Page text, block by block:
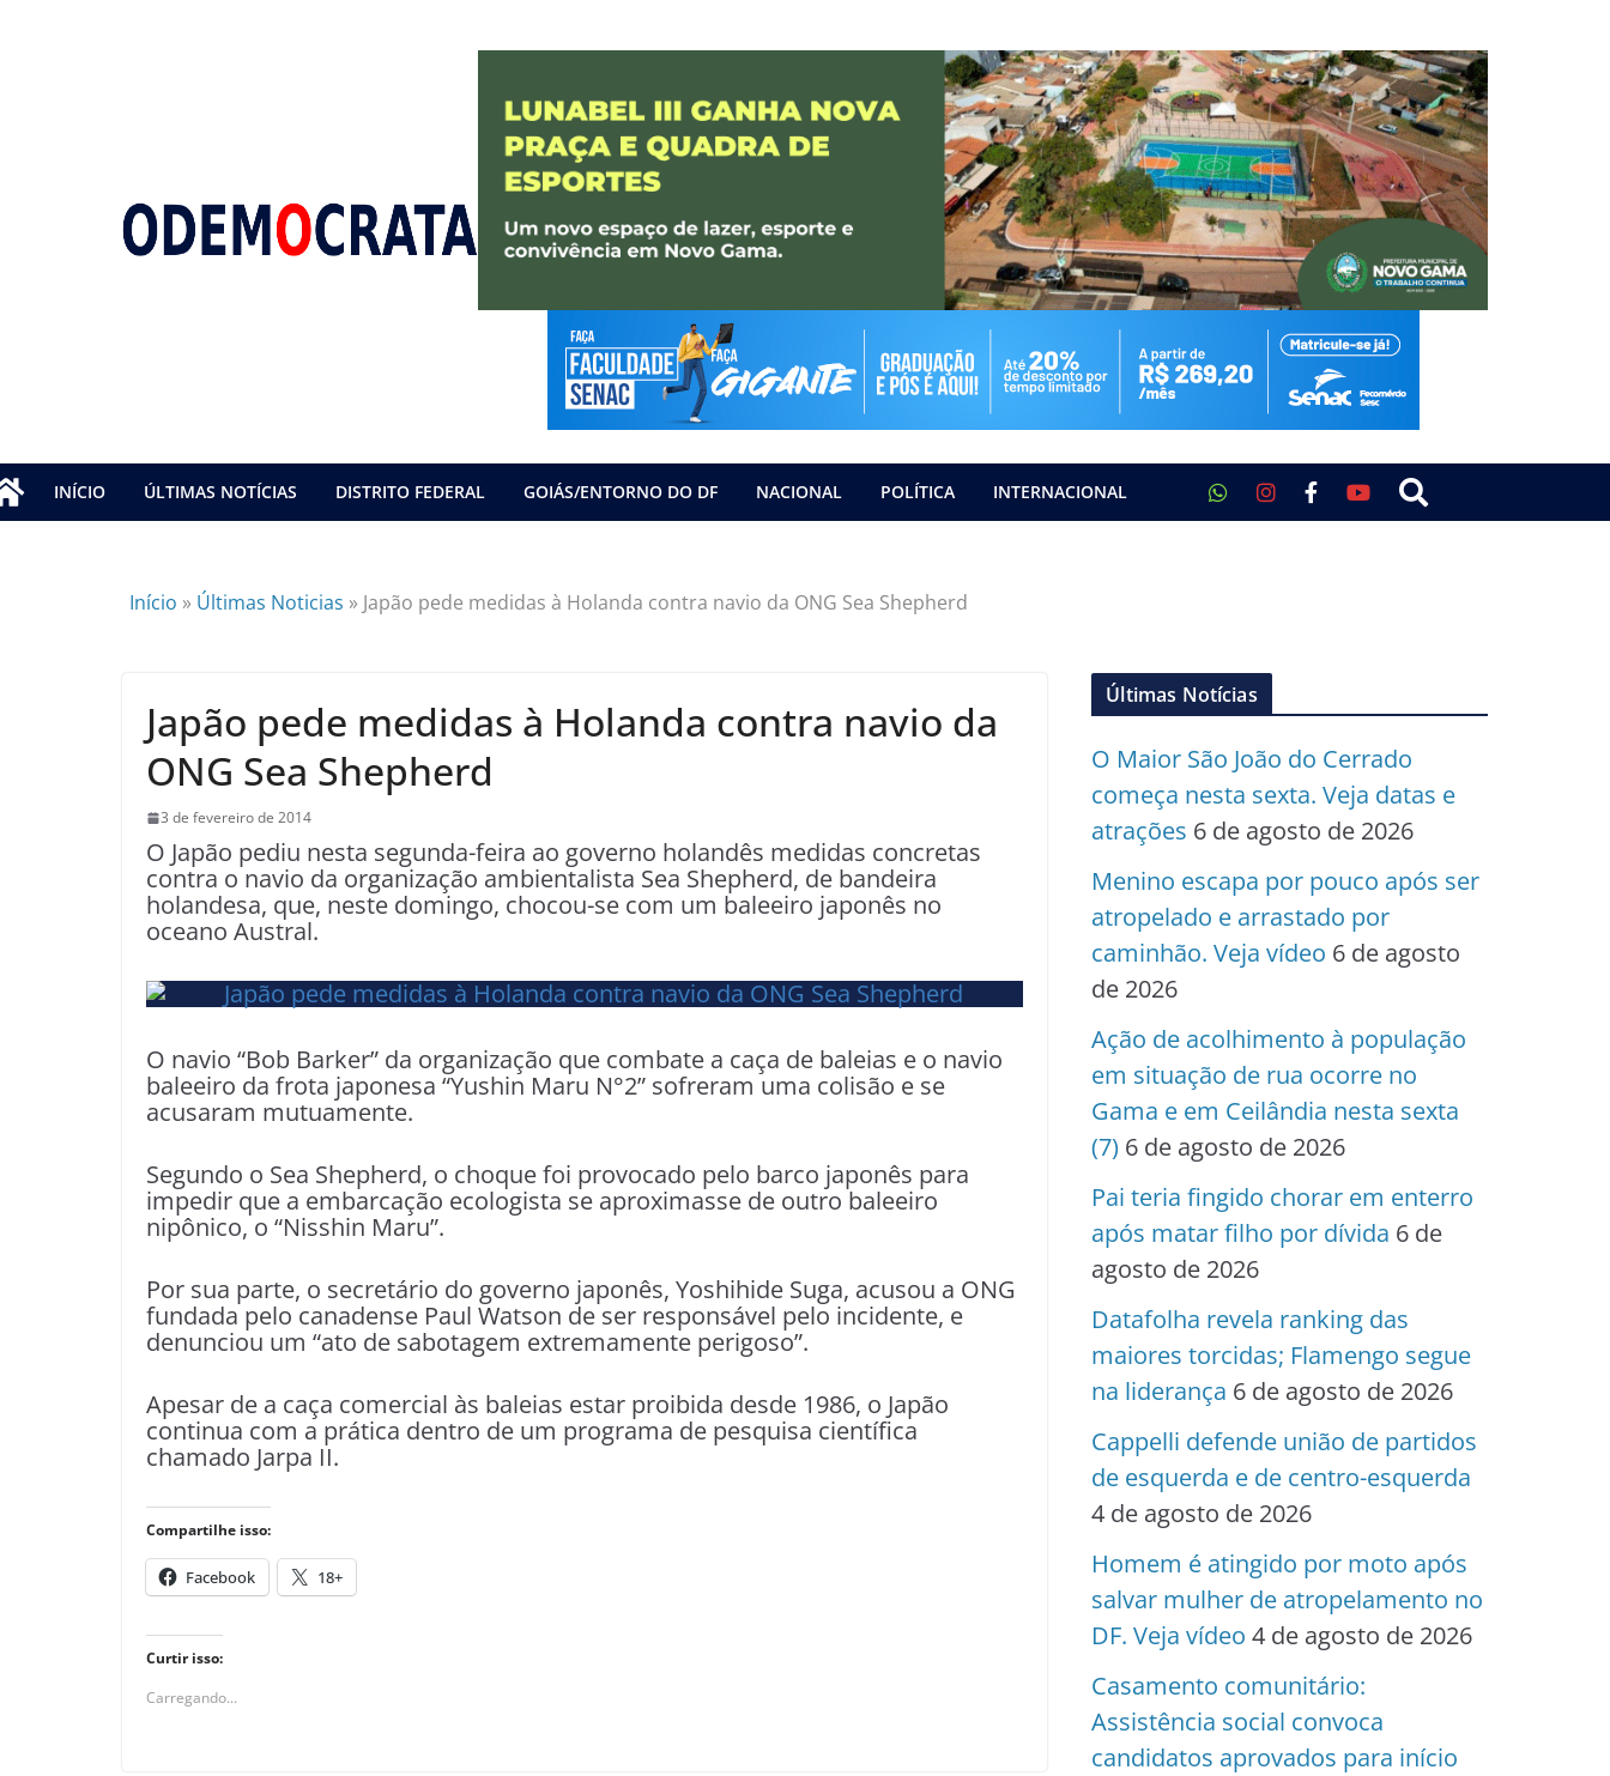
INÍCIO ÚLTIMAS NOTÍCIAS DISTRITO FEDERAL GOIÁS/ENTORNO DO DF NACIONAL POLÍTICA INTERNACIONAL
Início » Últimas Noticias » Japão pede medidas à Holanda contra navio da ONG Sea Shepherd
Japão pede medidas à Holanda contra navio da
ONG Sea Shepherd
3 de fevereiro de 2014
O Japão pediu nesta segunda-feira ao governo holandês medidas concretas
contra o navio da organização ambientalista Sea Shepherd, de bandeira
holandesa, que, neste domingo, chocou-se com um baleeiro japonês no
oceano Austral.
O navio “Bob Barker” da organização que combate a caça de baleias e o navio
baleeiro da frota japonesa “Yushin Maru N°2” sofreram uma colisão e se
acusaram mutuamente.
Segundo o Sea Shepherd, o choque foi provocado pelo barco japonês para
impedir que a embarcação ecologista se aproximasse de outro baleeiro
nipônico, o “Nisshin Maru”.
Por sua parte, o secretário do governo japonês, Yoshihide Suga, acusou a ONG
fundada pelo canadense Paul Watson de ser responsável pelo incidente, e
denunciou um “ato de sabotagem extremamente perigoso”.
Apesar de a caça comercial às baleias estar proibida desde 1986, o Japão
continua com a prática dentro de um programa de pesquisa científica
chamado Jarpa II.
Compartilhe isso:
Facebook 18+
Curtir isso:
Carregando...
Últimas Notícias
O Maior São João do Cerrado
começa nesta sexta. Veja datas e
atrações 6 de agosto de 2026
Menino escapa por pouco após ser
atropelado e arrastado por
caminhão. Veja vídeo 6 de agosto
de 2026
Ação de acolhimento à população
em situação de rua ocorre no
Gama e em Ceilândia nesta sexta
(7) 6 de agosto de 2026
Pai teria fingido chorar em enterro
após matar filho por dívida 6 de
agosto de 2026
Datafolha revela ranking das
maiores torcidas; Flamengo segue
na liderança 6 de agosto de 2026
Cappelli defende união de partidos
de esquerda e de centro-esquerda
4 de agosto de 2026
Homem é atingido por moto após
salvar mulher de atropelamento no
DF. Veja vídeo 4 de agosto de 2026
Casamento comunitário:
Assistência social convoca
candidatos aprovados para início